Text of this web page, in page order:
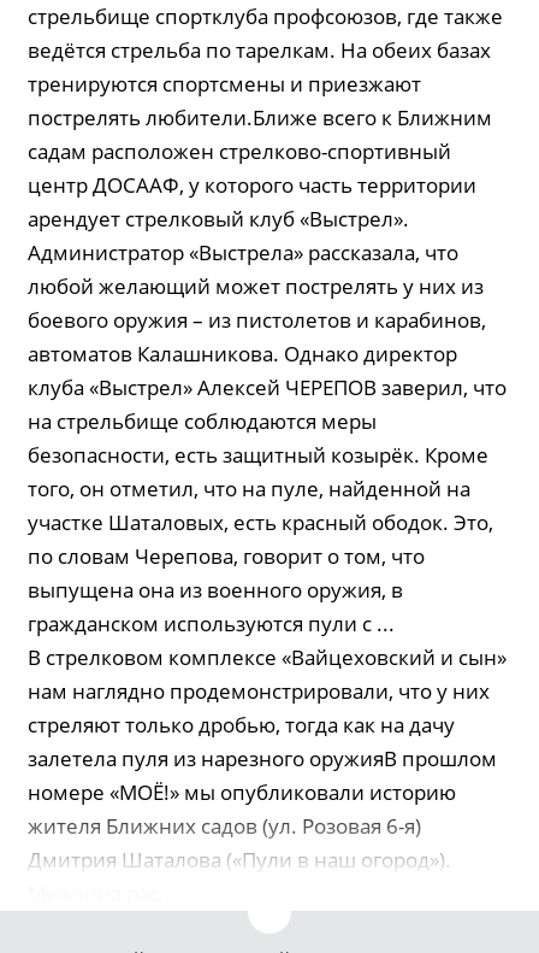
стрельбище спортклуба профсоюзов, где также
ведётся стрельба по тарелкам. На обеих базах
тренируются спортсмены и приезжают
пострелять любители.Ближе всего к Ближним
садам расположен стрелково-спортивный
центр ДОСААФ, у которого часть территории
арендует стрелковый клуб «Выстрел».
Администратор «Выстрела» рассказала, что
любой желающий может пострелять у них из
боевого оружия – из пистолетов и карабинов,
автоматов Калашникова. Однако директор
клуба «Выстрел» Алексей ЧЕРЕПОВ заверил, что
на стрельбище соблюдаются меры
безопасности, есть защитный козырёк. Кроме
того, он отметил, что на пуле, найденной на
участке Шаталовых, есть красный ободок. Это,
по словам Черепова, говорит о том, что
выпущена она из военного оружия, в
гражданском используются пули с ...
В стрелковом комплексе «Вайцеховский и сын»
нам наглядно продемонстрировали, что у них
стреляют только дробью, тогда как на дачу
залетела пуля из нарезного оружияВ прошлом
номере «МОЁ!» мы опубликовали историю
жителя Ближних садов (ул. Розовая 6-я)
Дмитрия Шаталова («Пули в наш огород»).